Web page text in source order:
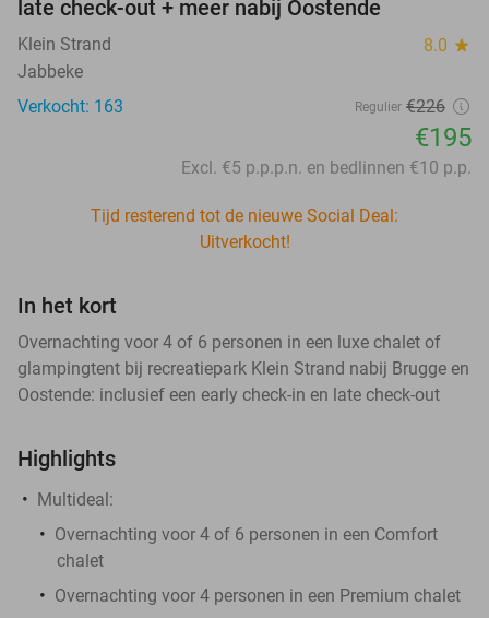
late check-out + meer nabij Oostende
Klein Strand 8.0 star
Jabbeke
Verkocht: 163
Regulier €226
€195
Excl. €5 p.p.p.n. en bedlinnen €10 p.p.
Tijd resterend tot de nieuwe Social Deal:
Uitverkocht!
In het kort
Overnachting voor 4 of 6 personen in een luxe chalet of
glampingtent bij recreatiepark Klein Strand nabij Brugge en
Oostende: inclusief een early check-in en late check-out
Highlights
Multideal:
Overnachting voor 4 of 6 personen in een Comfort
chalet
Overnachting voor 4 personen in een Premium chalet